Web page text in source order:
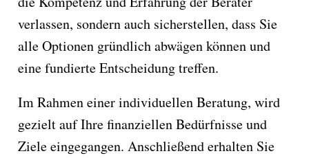
verlassen, sondern auch sicherstellen, dass Sie
alle Optionen gründlich abwägen können und
eine fundierte Entscheidung treffen.
Im Rahmen einer individuellen Beratung, wird
gezielt auf Ihre finanziellen Bedürfnisse und
Ziele eingegangen. Anschließend erhalten Sie